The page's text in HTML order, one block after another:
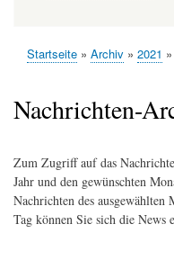
Startseite Archiv 2021
Nachrichten-
Zum Zugriff auf das
Jahr und den gewünschten
Nachrichten des
Tag können Sie sich die News